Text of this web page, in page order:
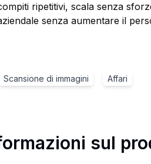
ripetitivi, scala senza
senza aumentare il
Scansione di immagini Affari
sul